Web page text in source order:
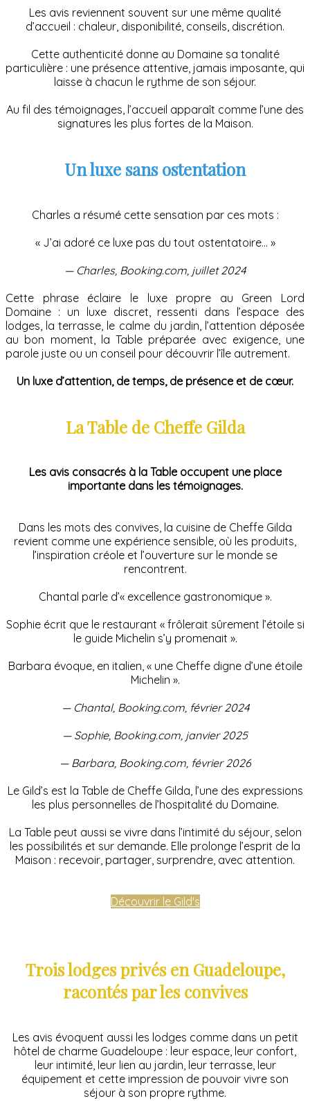
Les avis reviennent souvent sur une même qualité
d’accueil : chaleur, disponibilité, conseils, discrétion.
Cette authenticité donne au Domaine sa tonalité
particulière : une présence attentive, jamais imposante, qui
laisse à chacun le rythme de son séjour.
Au fil des témoignages, l’accueil apparaît comme l’une des
signatures les plus fortes de la Maison.
Un luxe sans ostentation
Charles a résumé cette sensation par ces mots :
« J’ai adoré ce luxe pas du tout ostentatoire… »
— Charles, Booking.com, juillet 2024
Cette phrase éclaire le luxe propre au Green Lord
Domaine : un luxe discret, ressenti dans l’espace des
lodges, la terrasse, le calme du jardin, l’attention déposée
au bon moment, la Table préparée avec exigence, une
parole juste ou un conseil pour découvrir l’île autrement.
Un luxe d’attention, de temps, de présence et de cœur.
La Table de Cheffe Gilda
Les avis consacrés à la Table occupent une place
importante dans les témoignages.
Dans les mots des convives, la cuisine de Cheffe Gilda
revient comme une expérience sensible, où les produits,
l’inspiration créole et l’ouverture sur le monde se
rencontrent.
Chantal parle d’« excellence gastronomique ».
Sophie écrit que le restaurant « frôlerait sûrement l’étoile si
le guide Michelin s’y promenait ».
Barbara évoque, en italien, « une Cheffe digne d’une étoile
Michelin ».
— Chantal, Booking.com, février 2024
— Sophie, Booking.com, janvier 2025
— Barbara, Booking.com, février 2026
Le Gild’s est la Table de Cheffe Gilda, l’une des expressions
les plus personnelles de l’hospitalité du Domaine.
La Table peut aussi se vivre dans l’intimité du séjour, selon
les possibilités et sur demande. Elle prolonge l’esprit de la
Maison : recevoir, partager, surprendre, avec attention.
Découvrir le Gild's
Trois lodges privés en Guadeloupe,
racontés par les convives
Les avis évoquent aussi les lodges comme dans un petit
hôtel de charme Guadeloupe : leur espace, leur confort,
leur intimité, leur lien au jardin, leur terrasse, leur
équipement et cette impression de pouvoir vivre son
séjour à son propre rythme.